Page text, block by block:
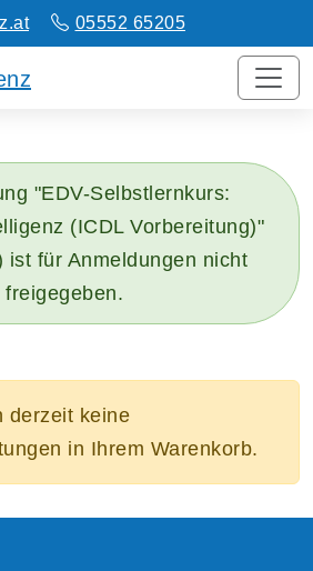
05552 65205
"EDV-Selbstlernkurs:
(ICDL Vorbereitung)"
ist für Anmeldungen nicht
freigegeben.
derzeit keine
in Ihrem Warenkorb.